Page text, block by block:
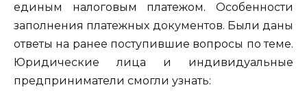
единым налоговым платежом. Особенности
заполнения платежных документов. Были даны
ответы на ранее поступившие вопросы по теме.
Юридические лица и индивидуальные
предприниматели смогли узнать: